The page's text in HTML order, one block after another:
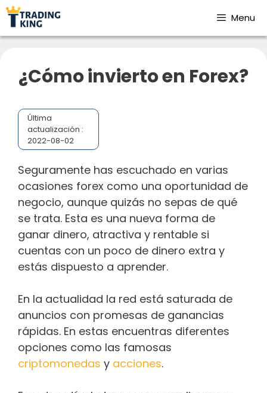
Menu
¿Cómo invierto en Forex?
Última
actualización :
2022-08-02
Seguramente has escuchado en varias
ocasiones forex como una oportunidad de
negocio, aunque quizás no sepas de qué
se trata. Esta es una nueva forma de
ganar dinero, atractiva y rentable si
cuentas con un poco de dinero extra y
estás dispuesto a aprender.
En la actualidad la red está saturada de
anuncios con promesas de ganancias
rápidas. En estas encuentras diferentes
opciones como las famosas
criptomonedas y acciones.